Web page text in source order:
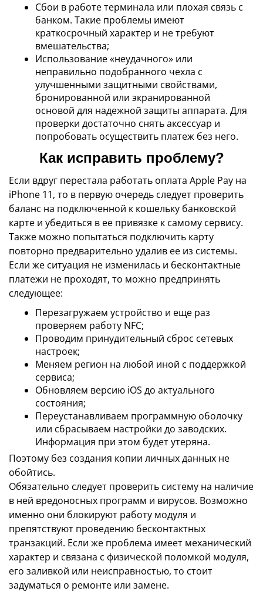
Сбои в работе терминала или плохая связь с
банком. Такие проблемы имеют
краткосрочный характер и не требуют
вмешательства;
Использование «неудачного» или
неправильно подобранного чехла с
улучшенными защитными свойствами,
бронированной или экранированной
основой для надежной защиты аппарата. Для
проверки достаточно снять аксессуар и
попробовать осуществить платеж без него.
Как исправить проблему?
Если вдруг перестала работать оплата Apple Pay на
iPhone 11, то в первую очередь следует проверить
баланс на подключенной к кошельку банковской
карте и убедиться в ее привязке к самому сервису.
Также можно попытаться подключить карту
повторно предварительно удалив ее из системы.
Если же ситуация не изменилась и бесконтактные
платежи не проходят, то можно предпринять
следующее:
Перезагружаем устройство и еще раз
проверяем работу NFC;
Проводим принудительный сброс сетевых
настроек;
Меняем регион на любой иной с поддержкой
сервиса;
Обновляем версию iOS до актуального
состояния;
Переустанавливаем программную оболочку
или сбрасываем настройки до заводских.
Информация при этом будет утеряна.
Поэтому без создания копии личных данных не
обойтись.
Обязательно следует проверить систему на наличие
в ней вредоносных программ и вирусов. Возможно
именно они блокируют работу модуля и
препятствуют проведению бесконтактных
транзакций. Если же проблема имеет механический
характер и связана с физической поломкой модуля,
его заливкой или неисправностью, то стоит
задуматься о ремонте или замене.